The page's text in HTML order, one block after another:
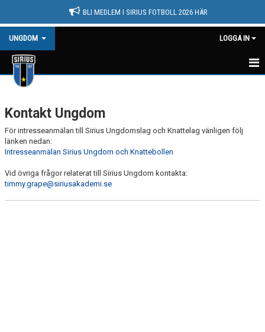
BLI MEDLEM I SIRIUS FOTBOLL 2026 HÄR
UNGDOM LOGGA IN
HEM
NYHETER
KALENDER
DOKUMENT
Kontakt Ungdom
För intresseanmälan till Sirius Ungdomslag och Knattelag vänligen följ
länken nedan:
Intresseanmälan Sirius Ungdom och Knattebollen
Vid övriga frågor relaterat till Sirius Ungdom kontakta:
timmy.grape@siriusakademi.se